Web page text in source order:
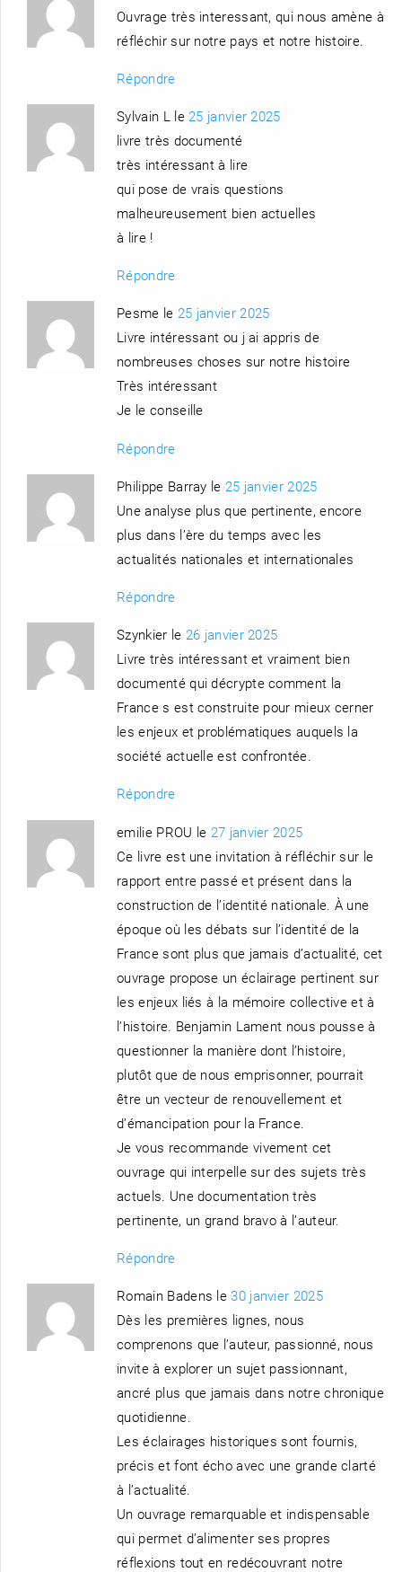
Ouvrage très interessant, qui nous amène à
réfléchir sur notre pays et notre histoire.
Répondre
Sylvain L le 25 janvier 2025
livre très documenté
très intéressant à lire
qui pose de vrais questions
malheureusement bien actuelles
à lire !
Répondre
Pesme le 25 janvier 2025
Livre intéressant ou j ai appris de
nombreuses choses sur notre histoire
Très intéressant
Je le conseille
Répondre
Philippe Barray le 25 janvier 2025
Une analyse plus que pertinente, encore
plus dans l’ère du temps avec les
actualités nationales et internationales
Répondre
Szynkier le 26 janvier 2025
Livre très intéressant et vraiment bien
documenté qui décrypte comment la
France s est construite pour mieux cerner
les enjeux et problématiques auquels la
société actuelle est confrontée.
Répondre
emilie PROU le 27 janvier 2025
Ce livre est une invitation à réfléchir sur le
rapport entre passé et présent dans la
construction de l’identité nationale. À une
époque où les débats sur l’identité de la
France sont plus que jamais d’actualité, cet
ouvrage propose un éclairage pertinent sur
les enjeux liés à la mémoire collective et à
l’histoire. Benjamin Lament nous pousse à
questionner la manière dont l’histoire,
plutôt que de nous emprisonner, pourrait
être un vecteur de renouvellement et
d’émancipation pour la France.
Je vous recommande vivement cet
ouvrage qui interpelle sur des sujets très
actuels. Une documentation très
pertinente, un grand bravo à l’auteur.
Répondre
Romain Badens le30 janvier 2025
Dès les premières lignes, nous
comprenons que l’auteur, passionné, nous
invite à explorer un sujet passionnant,
ancré plus que jamais dans notre chronique
quotidienne.
Les éclairages historiques sont fournis,
précis et font écho avec une grande clarté
à l’actualité.
Un ouvrage remarquable et indispensable
qui permet d’alimenter ses propres
réflexions tout en redécouvrant notre